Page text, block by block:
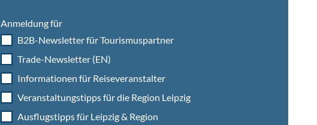
Anmeldung für
B2B-Newsletter für Tourismuspartner
Trade-Newsletter (EN)
Informationen für Reiseveranstalter
Veranstaltungstipps für die Region Leipzig
Ausflugstipps für Leipzig & Region